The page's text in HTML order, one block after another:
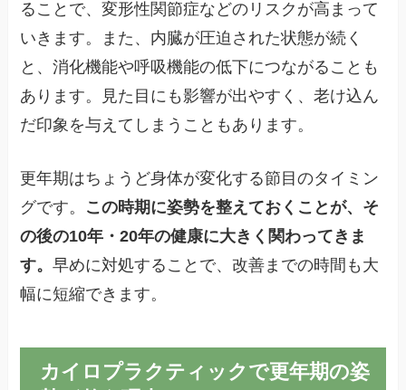
ることで、変形性関節症などのリスクが高まって
いきます。また、内臓が圧迫された状態が続く
と、消化機能や呼吸機能の低下につながることも
あります。見た目にも影響が出やすく、老け込ん
だ印象を与えてしまうこともあります。
更年期はちょうど身体が変化する節目のタイミン
グです。 この時期に姿勢を整えておくことが、そ
の後の10年・20年の健康に大きく関わってきま
す。早めに対処することで、改善までの時間も大
幅に短縮できます。
カイロプラクティックで更年期の姿